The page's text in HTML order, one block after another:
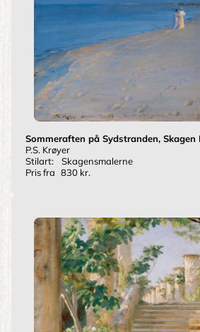
Sommeraften på Sydstranden, Skagen I
P.S. Krøyer
Stilart:
Skagensmalerne
Pris fra 830 kr.